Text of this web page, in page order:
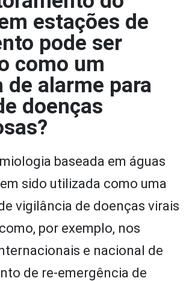
estações de
pode ser
como um
de alarme para
doenças
baseada em águas
sido utilizada como uma
vigilância de doenças virais
por exemplo, nos
e nacional de
de re-emergência de